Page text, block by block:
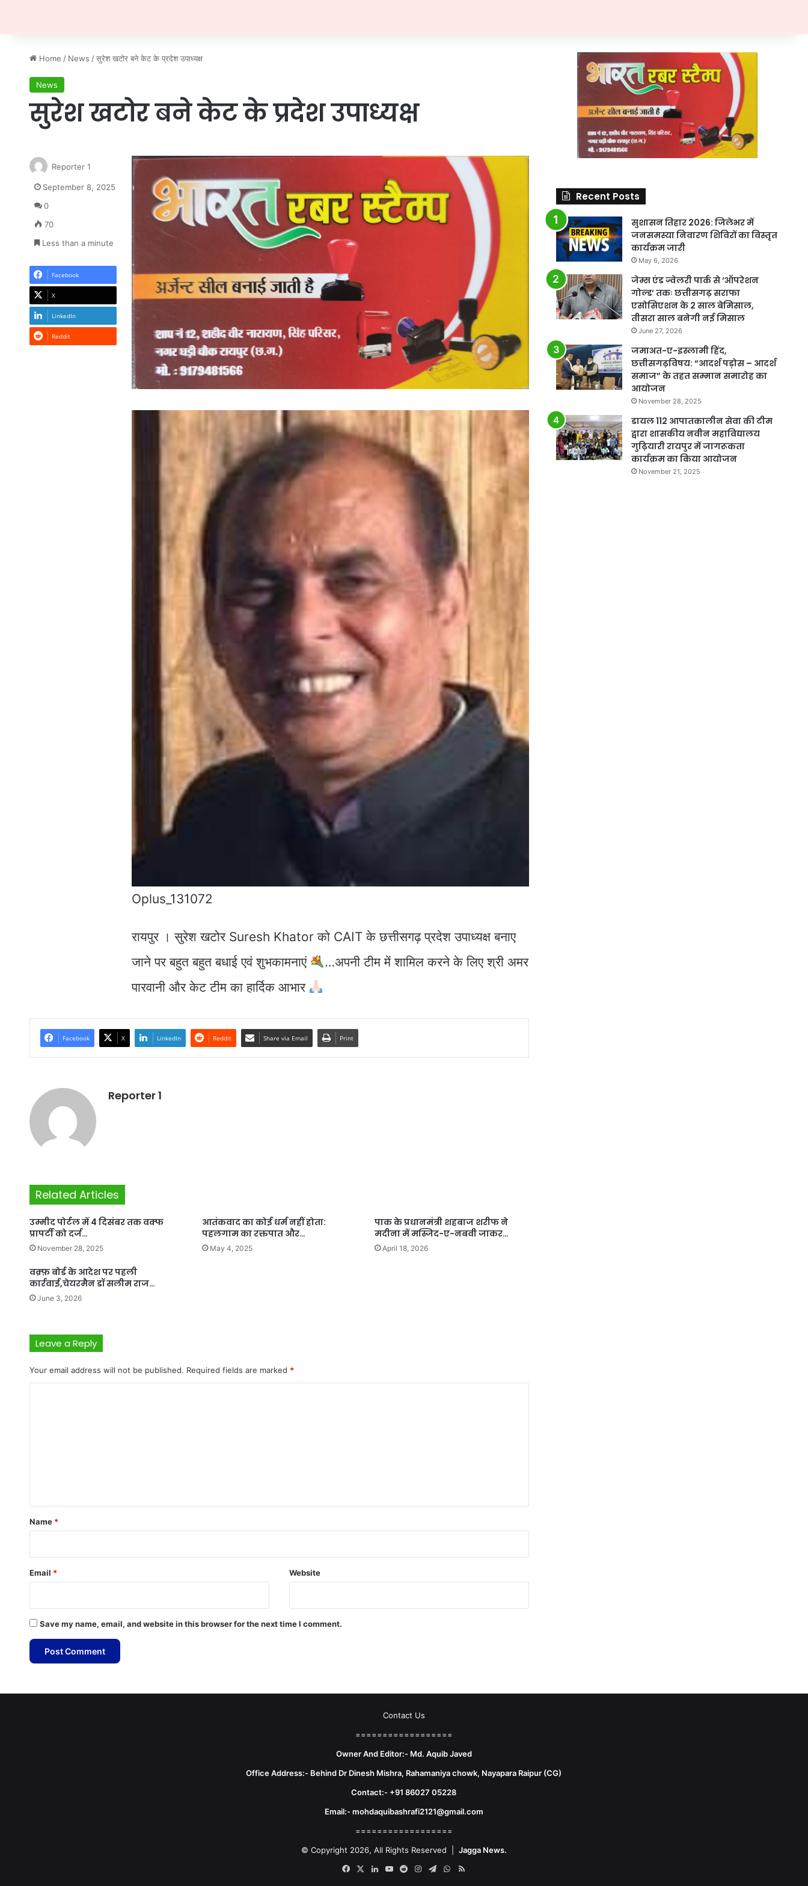
Home / News / सुरेश खटोर बने केट के प्रदेश उपाध्यक्ष
News
सुरेश खटोर बने केट के प्रदेश उपाध्यक्ष
Oplus_131072
रायपुर । सुरेश खटोर Suresh Khator को CAIT के छत्तीसगढ़ प्रदेश उपाध्यक्ष बनाए
जाने पर बहुत बहुत बधाई एवं शुभकामनाएं
…अपनी टीम में शामिल करने के लिए श्री अमर
पारवानी और केट टीम का हार्दिक आभार
Reporter 1
September 8, 2025
0
70
Less than a minute
Facebook
X
LinkedIn
Reddit
Facebook X LinkedIn Reddit Share via Email Print
Reporter 1
Related Articles
उम्मीद पोर्टल में 4 दिसंबर तक वक्फ
प्रापर्टी को दर्ज…
November 28, 2025
आतंकवाद का कोई धर्म नहीं होता:
पहलगाम का रक्तपात और…
May 4, 2025
पाक के प्रधानमंत्री शहबाज शरीफ ने
मदीना में मस्जिद-ए-नबवी जाकर…
April 18, 2026
वक़्फ़ बोर्ड के आदेश पर पहली
कार्रवाई,चेयरमैन डॉ सलीम राज…
June 3, 2026
Leave a Reply
Your email address will not be published. Required fields are marked *
*
Name *
Email * Website
Save my name, email, and website in this browser for the next time I comment.
Recent Posts
सुशासन तिहार 2026: जिलेभर में
जनसमस्या निवारण शिविरों का विस्तृत
कार्यक्रम जारी
May 6, 2026
जेम्स एंड ज्वेलरी पार्क से ‘ऑपरेशन
गोल्ड’ तकः छत्तीसगढ़ सराफा
एसोसिएशन के 2 साल बेमिसाल,
तीसरा साल बनेगी नई मिसाल
June 27, 2026
जमाअत-ए-इस्लामी हिंद,
छत्तीसगढ़विषय: “आदर्श पड़ोस – आदर्श
समाज” के तहत सम्मान समारोह का
आयोजन
November 28, 2025
डायल 112 आपातकालीन सेवा की टीम
द्वारा शासकीय नवीन महाविद्यालय
गुढ़ियारी रायपुर में जागरूकता
कार्यक्रम का किया आयोजन
November 21, 2025
Contact Us
==================
Owner And Editor:- Md. Aquib Javed
Office Address:- Behind Dr Dinesh Mishra, Rahamaniya chowk, Nayapara Raipur (CG)
Contact:- +91 86027 05228
Email:- mohdaquibashrafi2121@gmail.com
==================
© Copyright 2026, All Rights Reserved | Jagga News.
FacebookLinkedInYouTube
RedditInstagram
TelegramWhatsApp
RSS